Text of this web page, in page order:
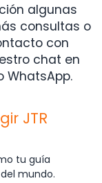
algunas
consultas o
con
chat en
WhatsApp.
JTR
tu guía
mundo.